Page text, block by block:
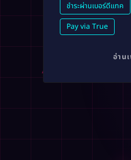
ชำระผ่านเบอร์ดีแทค
Pay via True
อ่าน